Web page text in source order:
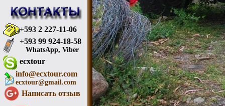
+593 2 227-11-06
+593 99 924-18-58
WhatsApp, Viber
ecxtour
info@ecxtour.com
ecxtour@gmail.com
Написать отзыв